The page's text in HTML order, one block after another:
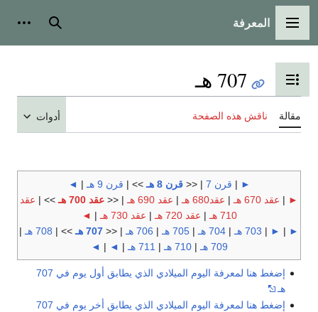
القائمة الرئيسية
المعرفة بحث
تبديل عرض جدول المحتويات
707 هـ
مقالة ناقش هذه الصفحة أدوات
►
| قرن 7 | <<قرن 8 هـ >> | قرن 9 هـ |
◄
►
| عقد 670 هـ | عقد680 هـ | عقد 690 هـ | << عقد 700 هـ >> | عقد
710 هـ
| عقد 720 هـ | عقد 730 هـ |
◄
►
|
►
| 703 هـ | 704 هـ | 705 هـ | 706 هـ | << 707 هـ >> | 708 هـ
|
709 هـ
|710 هـ | 711 هـ |
◄
|
◄
إضغط هنا لمعرفة اليوم الميلادي الذي يطابق أول يوم في 707
هـ
إضغط هنا لمعرفة اليوم الميلادي الذي يطابق أخر يوم في 707